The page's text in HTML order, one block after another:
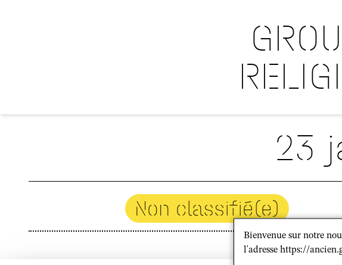
23
Non classifié(e)
Bienvenue sur notre
l'adresse https://